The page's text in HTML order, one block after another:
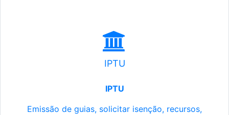
IPTU
IPTU
Emissão de guias, solicitar isenção, recursos,